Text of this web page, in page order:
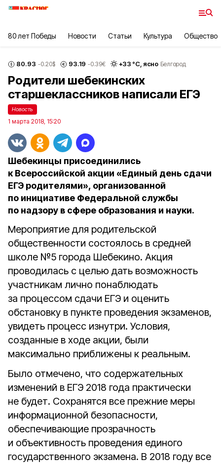
80 лет Победы Новости Статьи Культура Общество
80.93 -0.20$ 93.19 -0.39€ +33 °С, ясно Белгород
Родители шебекинских
старшеклассников написали ЕГЭ
Новость
1 марта 2018, 15:20
Шебекинцы присоединились
к Всероссийской акции «Единый день сдачи
ЕГЭ родителями», организованной
по инициативе Федеральной службы
по надзору в сфере образования и науки.
Мероприятие для родительской
общественности состоялось в средней
школе №5 города Шебекино. Акция
проводилась с целью дать возможность
участникам лично понаблюдать
за процессом сдачи ЕГЭ и оценить
обстановку в пункте проведения экзаменов,
увидеть процесс изнутри. Условия,
созданные в ходе акции, были
максимально приближены к реальным.
Было отмечено, что содержательных
изменений в ЕГЭ 2018 года практически
не будет. Сохранятся все прежние меры
информационной безопасности,
обеспечивающие прозрачность
и объективность проведения единого
государственного экзамена. В 2018 году все